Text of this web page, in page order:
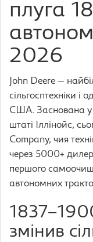
плуга
2026
John Deere —
сільгосптехніки і
США. Заснована у
штаті Іллінойс,
Company, чия
через 5000+
першого
автономних
змінив